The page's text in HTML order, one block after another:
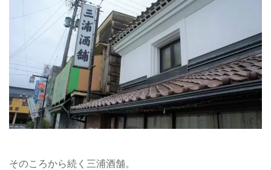
そのころから続く三浦酒舗。